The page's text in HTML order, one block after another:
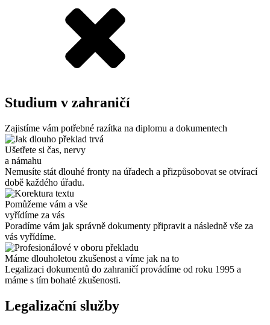
Studium v zahraničí
Zajistíme vám potřebné razítka na diplomu a dokumentech
Ušetřete si čas, nervy
a námahu
Nemusíte stát dlouhé fronty na úřadech a přizpůsobovat se otvírací
době každého úřadu.
Pomůžeme vám a vše
vyřídíme za vás
Poradíme vám jak správně dokumenty připravit a následně vše za
vás vyřídíme.
Máme dlouholetou zkušenost a víme jak na to
Legalizaci dokumentů do zahraničí provádíme od roku 1995 a
máme s tím bohaté zkušenosti.
Legalizační služby